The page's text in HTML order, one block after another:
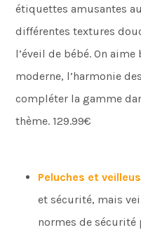
étiquettes amusantes
différentes textures
l’éveil de bébé. On
moderne, l’harmonie
compléter la gamme
thème. 129.99€
Peluches et
et sécurité, mais
normes de